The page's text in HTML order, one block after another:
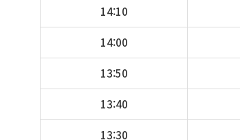
14:10
14:00
13:50
13:40
13:30